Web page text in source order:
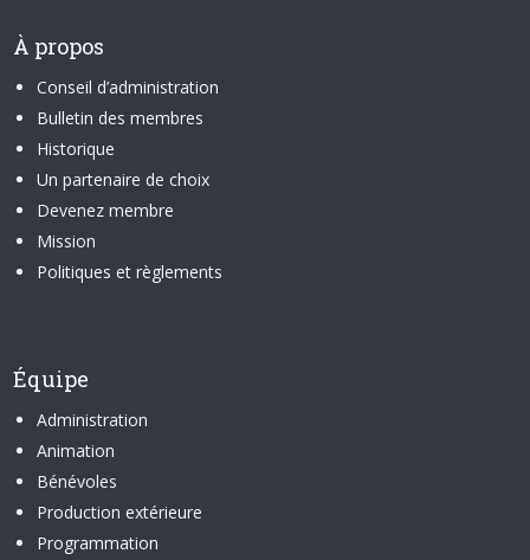
À propos
Conseil d’administration
Bulletin des membres
Historique
Un partenaire de choix
Devenez membre
Mission
Politiques et règlements
Équipe
Administration
Animation
Bénévoles
Production extérieure
Programmation